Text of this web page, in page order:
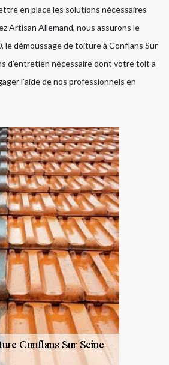
en place les solutions nécessaires
Artisan Allemand, nous assurons le
démoussage de toiture à Conflans Sur
d’entretien nécessaire dont votre toit a
l’aide de nos professionnels en